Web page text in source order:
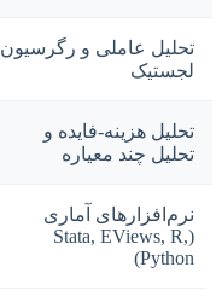
تحلیل عاملی و رگرسیون
لجستیک
تحلیل هزینه-فایده و
تحلیل چند معیاره
نرم‌افزارهای آماری
(Stata, EViews, R,
Python)